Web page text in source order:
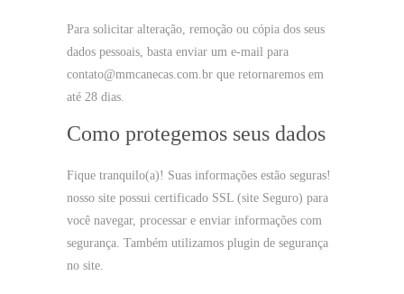
Para solicitar alteração, remoção ou cópia dos seus
dados pessoais, basta enviar um e-mail para
contato@mmcanecas.com.br que retornaremos em
até 28 dias.
Como protegemos seus dados
Fique tranquilo(a)! Suas informações estão seguras!
nosso site possui certificado SSL (site Seguro) para
você navegar, processar e enviar informações com
segurança. Também utilizamos plugin de segurança
no site.